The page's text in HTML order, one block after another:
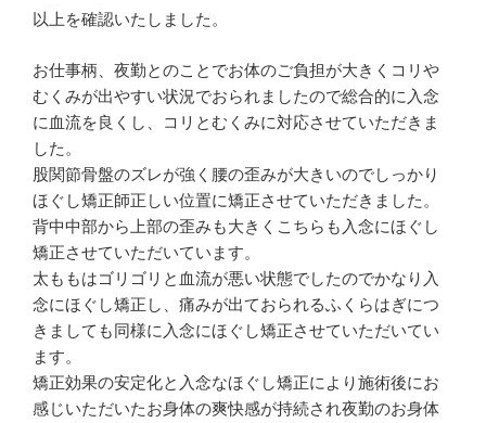
以上を確認いたしました。
お仕事柄、夜勤とのことでお体のご負担が大きくコリや
むくみが出やすい状況でおられましたので総合的に入念
に血流を良くし、コリとむくみに対応させていただきま
した。
股関節骨盤のズレが強く腰の歪みが大きいのでしっかり
ほぐし矯正師正しい位置に矯正させていただきました。
背中中部から上部の歪みも大きくこちらも入念にほぐし
矯正させていただいています。
太ももはゴリゴリと血流が悪い状態でしたのでかなり入
念にほぐし矯正し、痛みが出ておられるふくらはぎにつ
きましても同様に入念にほぐし矯正させていただいてい
ます。
矯正効果の安定化と入念なほぐし矯正により施術後にお
感じいただいたお身体の爽快感が持続され夜勤のお身体